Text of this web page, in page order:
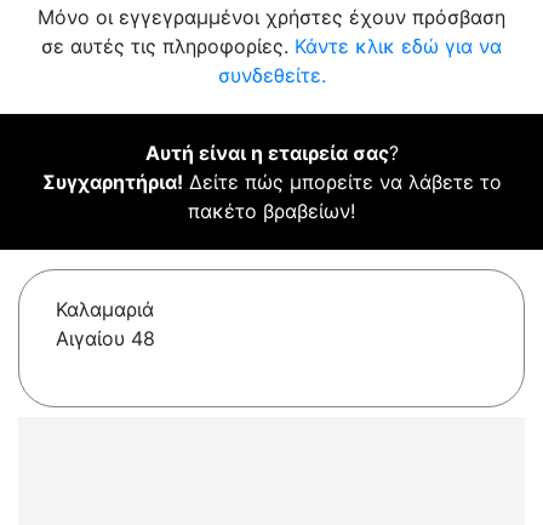
Μόνο οι εγγεγραμμένοι χρήστες έχουν πρόσβαση
σε αυτές τις πληροφορίες. Κάντε κλικ εδώ για να
συνδεθείτε.
Αυτή είναι η εταιρεία σας?
Συγχαρητήρια! Δείτε πώς μπορείτε να λάβετε το
πακέτο βραβείων!
Καλαμαριά
Αιγαίου 48